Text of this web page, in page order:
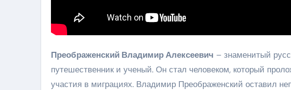
Преображенский Владимир Алексеевич – знаменитый
путешественник и ученый. Он стал человеком, который
участия в миграциях. Владимир Преображенский оставил